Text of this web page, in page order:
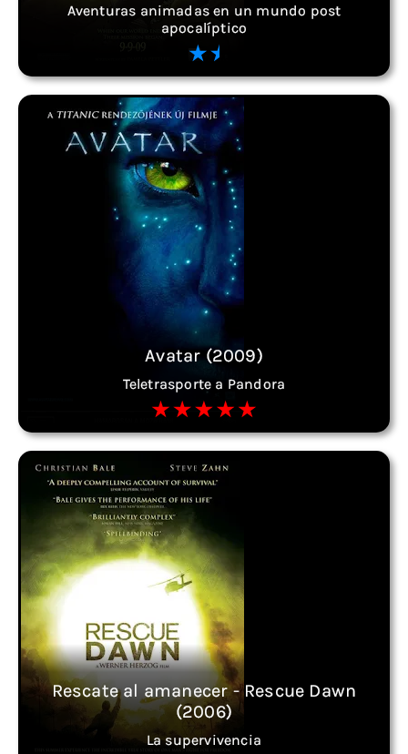
Aventuras animadas en un mundo post
apocalíptico
Avatar (2009)
Teletrasporte a Pandora
Rescate al amanecer - Rescue Dawn
(2006)
La supervivencia